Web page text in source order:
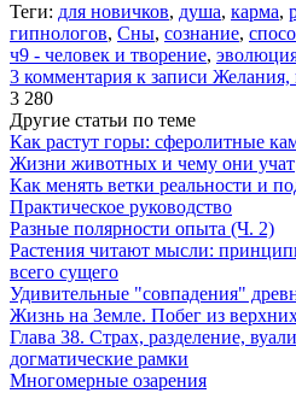
Теги: для новичков, душа, карма,
гипнологов, Сны, сознание,
ч9 - человек и творение,
3 комментария к записи Желания,
3 280
Другие статьи по теме
Как растут горы: сферолитные
Жизни животных и чему они учат
Как менять ветки реальности и
Практическое руководство
Разные полярности опыта (Ч. 2)
Растения читают мысли:
всего сущего
Удивительные "совпадения"
Жизнь на Земле. Побег из
Глава 38. Страх, разделение,
догматические рамки
Многомерные озарения